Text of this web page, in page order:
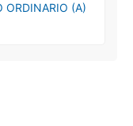
ORDINARIO (A)